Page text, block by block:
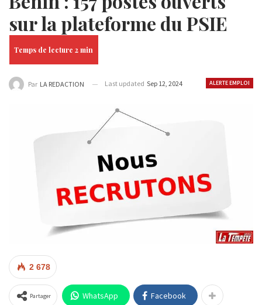
sur la plateforme du PSIE
ALERTE EMPLOI
Par LA REDACTION Last updated Sep 12, 2024
2 678
Partager WhatsApp Facebook